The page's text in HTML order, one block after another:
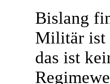
Bislang
Militär ist
das ist